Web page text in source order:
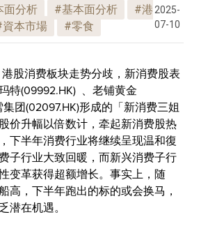
面分析 #基本面分析
#港
資本市場 #零食
2025-
07-10
股消费板块走势分歧，新消费股表
特(09992.HK) 、老铺黄金
集团(02097.HK)形成的「新消费三姐
价升幅以倍数计，牵起新消费股热
下半年消费行业将继续呈现温和復
子行业大致回暖，而新兴消费子行
变革获得超额增长。事实上，随
高，下半年跑出的标的或会换马，
潜在机遇。